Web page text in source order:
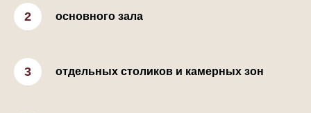
основного зала
отдельных столиков и камерных зон